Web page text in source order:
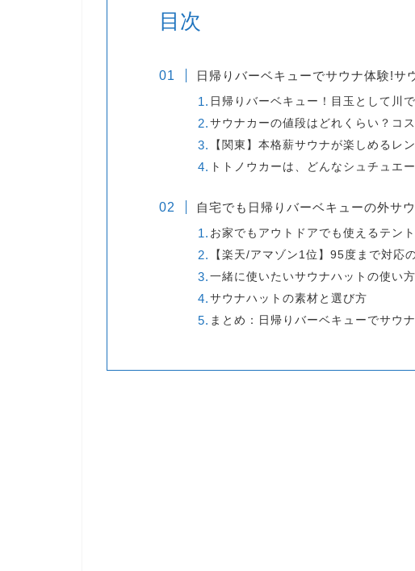
目次
日帰りバーベキューでサウナ体験!サ
日帰りバーベキュー！目玉として川
サウナカーの値段はどれくらい？コス
【関東】本格薪サウナが楽しめるレ
トトノウカーは、どんなシュチュエ
自宅でも日帰りバーベキューの外サ
お家でもアウトドアでも使えるテン
【楽天/アマゾン1位】95度まで対応
一緒に使いたいサウナハットの使い
サウナハットの素材と選び方
まとめ：日帰りバーベキューでサウ